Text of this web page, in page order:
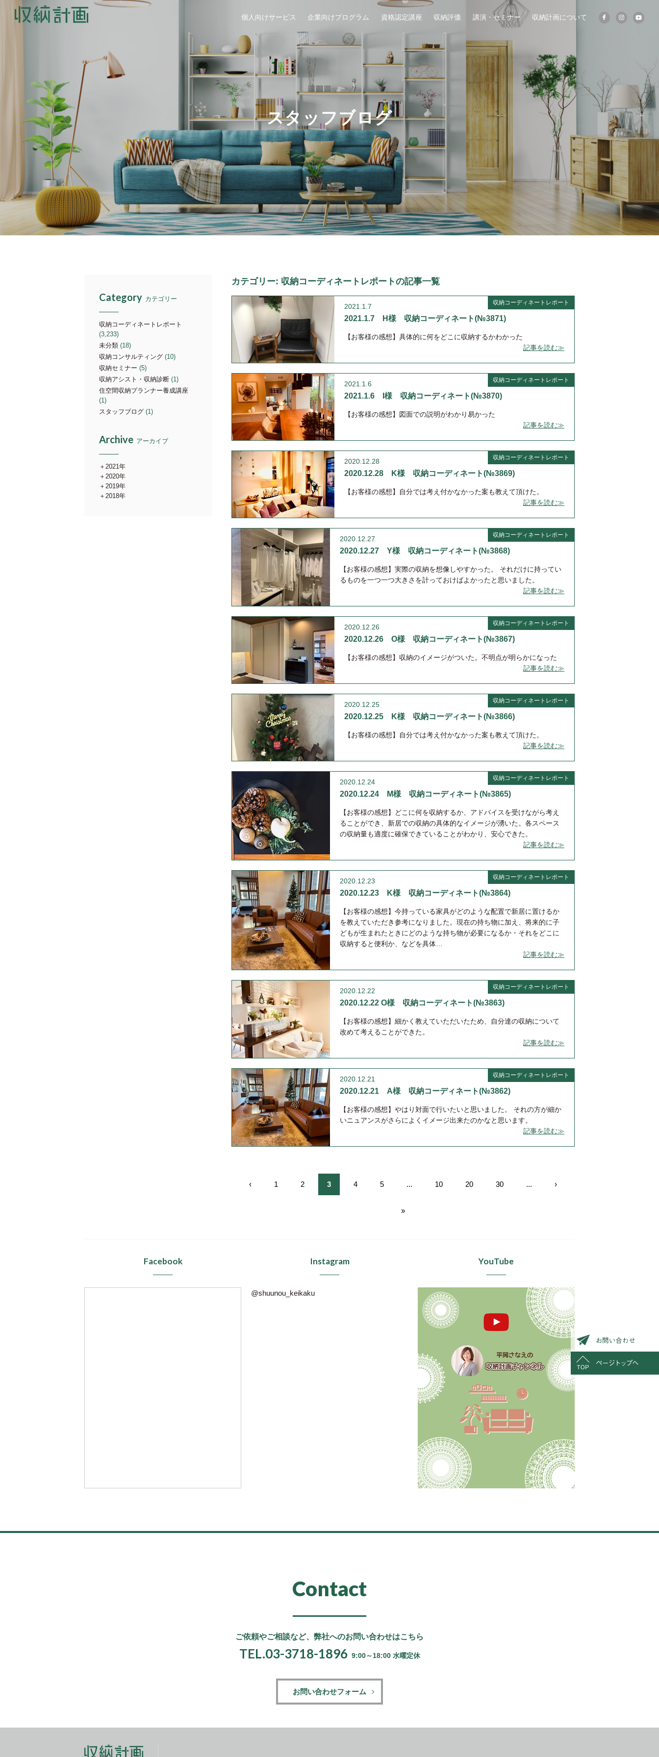
個人向けサービス 企業向けプログラム 資格認定講座 収納評価 講演・セミナー 収納計画について
スタッフブログ
カテゴリー: 収納コーディネートレポートの記事一覧
収納コーディネートレポート
2021.1.7
2021.1.7 H様 収納コーディネート(№3871)
【お客様の感想】具体的に何をどこに収納するかわかった
記事を読む≫
収納コーディネートレポート
2021.1.6
2021.1.6 I様 収納コーディネート(№3870)
【お客様の感想】図面での説明がわかり易かった
記事を読む≫
収納コーディネートレポート
2020.12.28
2020.12.28 K様 収納コーディネート(№3869)
【お客様の感想】自分では考え付かなかった案も教えて頂けた。
記事を読む≫
収納コーディネートレポート
2020.12.27
2020.12.27 Y様 収納コーディネート(№3868)
【お客様の感想】実際の収納を想像しやすかった。 それだけに持ってい
るものを一つ一つ大きさを計っておけばよかったと思いました。
記事を読む≫
収納コーディネートレポート
2020.12.26
2020.12.26 O様 収納コーディネート(№3867)
【お客様の感想】収納のイメージがついた。不明点が明らかになった
記事を読む≫
収納コーディネートレポート
2020.12.25
2020.12.25 K様 収納コーディネート(№3866)
【お客様の感想】自分では考え付かなかった案も教えて頂けた。
記事を読む≫
収納コーディネートレポート
2020.12.24
2020.12.24 M様 収納コーディネート(№3865)
【お客様の感想】どこに何を収納するか、アドバイスを受けながら考え
ることができ、新居での収納の具体的なイメージが湧いた。各スペース
の収納量も適度に確保できていることがわかり、安心できた。
記事を読む≫
収納コーディネートレポート
2020.12.23
2020.12.23 K様 収納コーディネート(№3864)
【お客様の感想】今持っている家具がどのような配置で新居に置けるか
を教えていただき参考になりました。現在の持ち物に加え、将来的に子
どもが生まれたときにどのような持ち物が必要になるか・それをどこに
収納すると便利か、などを具体…
記事を読む≫
収納コーディネートレポート
2020.12.22
2020.12.22 O様 収納コーディネート(№3863)
【お客様の感想】細かく教えていただいたため、自分達の収納について
改めて考えることができた。
記事を読む≫
収納コーディネートレポート
2020.12.21
2020.12.21 A様 収納コーディネート(№3862)
【お客様の感想】やはり対面で行いたいと思いました。 それの方が細か
いニュアンスがさらによくイメージ出来たのかなと思います。
記事を読む≫
‹ 1 2 3 4 5 ... 10 20 30 ... ›
»
Category カテゴリー
収納コーディネートレポート
(3,233)
未分類 (18)
収納コンサルティング (10)
収納セミナー (5)
収納アシスト・収納診断 (1)
住空間収納プランナー養成講座
(1)
スタッフブログ (1)
Archive アーカイブ
2021年
2020年
2019年
2018年
Facebook Instagram
@shuunou_keikaku
YouTube
Contact
ご依頼やご相談など、 弊社へのお問い合わせはこちら
TEL.03-3718-1896 9:00～18:00 水曜定休
お問い合わせフォーム